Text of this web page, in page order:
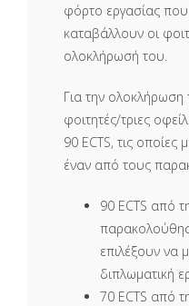
φόρτο εργασίας που
καταβάλλουν οι
ολοκλήρωσή του.
Για την
φοιτητές/τριες
90 ECTS, τις
έναν από τους
90 ECTS από
επιλέξουν να
διπλωματική
70 ECTS από